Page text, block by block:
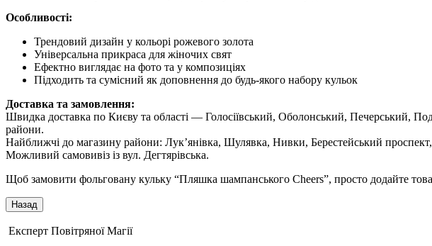
Особливості:
Трендовий дизайн у кольорі рожевого золота
Універсальна прикраса для жіночих свят
Ефектно виглядає на фото та у композиціях
Підходить та сумісний як доповнення до будь-якого набору кульок
Доставка та замовлення:
Швидка доставка по Києву та області — Голосіївський, Оболонський, Печерський,
райони.
Найближчі до магазину райони: Лук’янівка, Шулявка, Нивки, Берестейський
Можливий самовивіз із вул. Дегтярівська.
Щоб замовити фольговану кульку “Пляшка шампанського Cheers”, просто додайте
Експерт Повітряної Магії